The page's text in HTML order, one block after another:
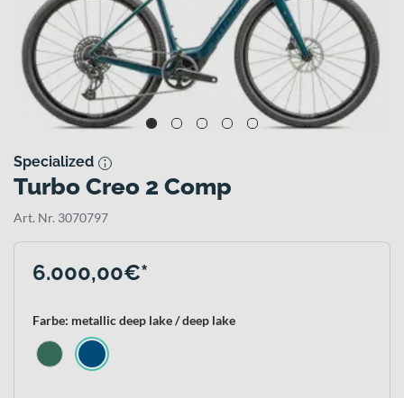
Specialized
Turbo Creo 2 Comp
Art. Nr. 3070797
6.000,00€*
Farbe: metallic deep lake / deep lake